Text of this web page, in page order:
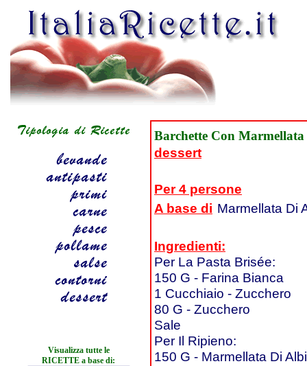
Visualizza tutte le
RICETTE a base di:
Barchette Con Marmellata
dessert
Per 4 persone
A base di Marmellata Di
Ingredienti:
Per La Pasta Brisée:
150 G - Farina Bianca
1 Cucchiaio - Zucchero
80 G - Zucchero
Sale
Per Il Ripieno:
150 G - Marmellata Di